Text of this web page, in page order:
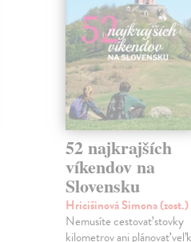
52 najkrajších
víkendov na
Slovensku
Hricišinová Simona (zost.)
Nemusíte cestovať stovky
kilometrov ani plánovať